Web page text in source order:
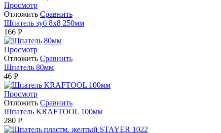
Просмотр
Отложить Сравнить
Шпатель зуб 8х8 250мм
166 Р
Просмотр
Отложить Сравнить
Шпатель 80мм
46 Р
Просмотр
Отложить Сравнить
Шпатель KRAFTOOL 100мм
280 Р